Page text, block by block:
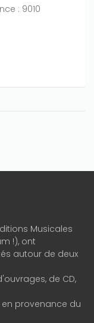
: 9010
Musicales
!), ont
autour de deux
de CD,
provenance du